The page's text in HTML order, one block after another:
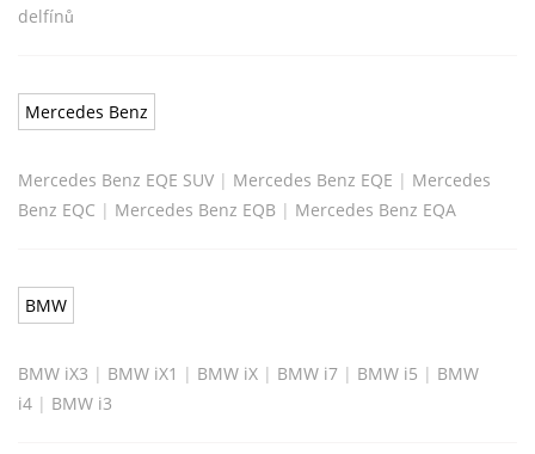
delfínů
Mercedes Benz
Mercedes Benz EQE SUV | Mercedes Benz EQE | Mercedes
Benz EQC | Mercedes Benz EQB | Mercedes Benz EQA
BMW
BMW iX3 | BMW iX1 | BMW iX | BMW i7 | BMW i5 | BMW
i4 | BMW i3